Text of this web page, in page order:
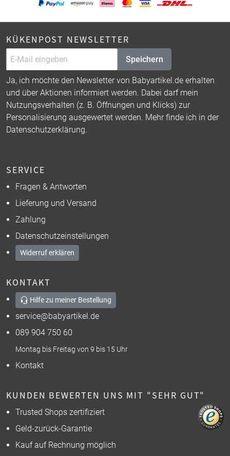
KÜKENPOST NEWSLETTER
Speichern
Ja, ich möchte den Newsletter von Babyartikel.de erhalten
und über Aktionen informiert werden. Dabei darf mein
Nutzungsverhalten (z. B. Öffnungen und Klicks) zur
Personalisierung ausgewertet werden. Mehr finde ich in der
Datenschutzerklärung.
SERVICE
Fragen & Antworten
Lieferung und Versand
Zahlung
Datenschutzeinstellungen
Widerruf erklären
KONTAKT
Hilfe zu meiner Bestellung
service@babyartikel.de
089 904 750 60
Montag bis Freitag von 9 bis 15 Uhr
Kontakt
KUNDEN BEWERTEN UNS MIT "SEHR GUT"
Trusted Shops zertifiziert
Geld-zurück-Garantie
Kauf auf Rechnung möglich